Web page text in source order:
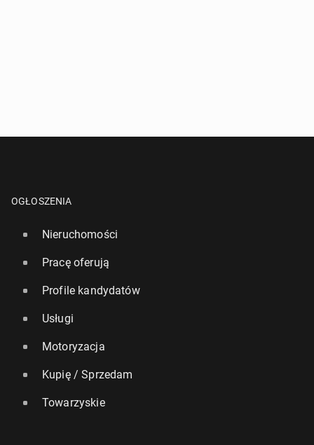
OGŁOSZENIA
Nieruchomości
Pracę oferują
Profile kandydatów
Usługi
Motoryzacja
Kupię / Sprzedam
Towarzyskie